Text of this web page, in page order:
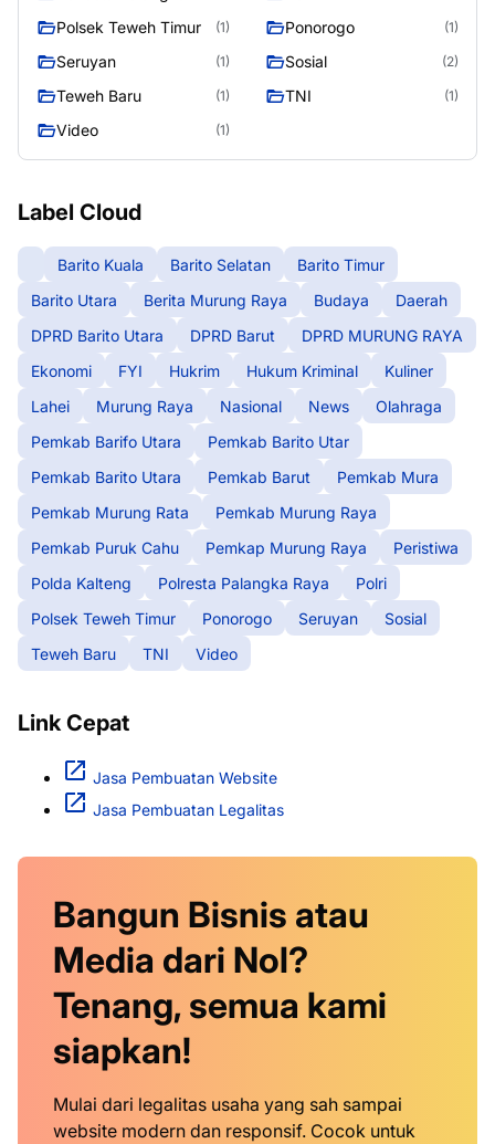
Polsek Teweh Timur (1) Ponorogo (1)
Seruyan (1) Sosial (2)
Teweh Baru (1) TNI (1)
Video (1)
Label Cloud
Barito Kuala Barito Selatan
Barito Timur
Barito Utara
Berita Murung Raya Budaya
Daerah
DPRD Barito Utara
DPRD Barut
DPRD MURUNG RAYA
Ekonomi
FYI Hukrim Hukum Kriminal
Kuliner
Lahei
Murung Raya Nasional News
Olahraga
Pemkab Barifo Utara
Pemkab Barito Utar
Pemkab Barito Utara
Pemkab Barut
Pemkab Mura
Pemkab Murung Rata
Pemkab Murung Raya
Pemkab Puruk Cahu
Pemkap Murung Raya
Peristiwa
Polda Kalteng
Polresta Palangka Raya
Polri
Polsek Teweh Timur
Ponorogo Seruyan
Sosial
Teweh Baru
TNI Video
Link Cepat
Jasa Pembuatan Website
Jasa Pembuatan Legalitas
Bangun Bisnis atau
Media dari Nol?
Tenang, semua kami
siapkan!
Mulai dari legalitas usaha yang sah sampai
website modern dan responsif. Cocok untuk